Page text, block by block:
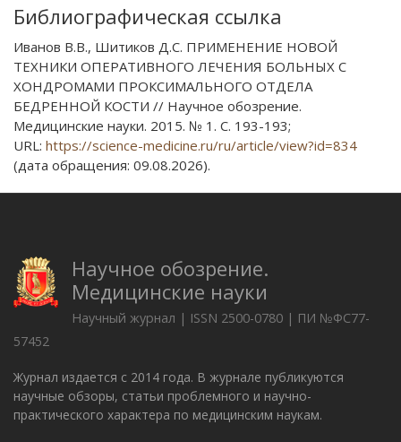
Библиографическая ссылка
Иванов В.В., Шитиков Д.С. ПРИМЕНЕНИЕ НОВОЙ
ТЕХНИКИ ОПЕРАТИВНОГО ЛЕЧЕНИЯ БОЛЬНЫХ С
ХОНДРОМАМИ ПРОКСИМАЛЬНОГО ОТДЕЛА
БЕДРЕННОЙ КОСТИ // Научное обозрение.
Медицинские науки. 2015. № 1. С. 193-193;
URL: https://science-medicine.ru/ru/article/view?id=834
(дата обращения: 09.08.2026).
Научное обозрение.
Медицинские науки
Научный журнал | ISSN 2500-0780 | ПИ №ФС77-
57452
Журнал издается с 2014 года. В журнале публикуются
научные обзоры, статьи проблемного и научно-
практического характера по медицинским наукам.